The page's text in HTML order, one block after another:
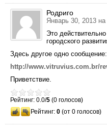
Родриго
Январь 30, 2013 на
Это
городского
Здесь другое одно сообщение:
http://www.vitruvius.com.br/
Приветствие.
Рейтинг: 0.0/5 (0 голосов)
Рейтинг: 0 (от 0 голосов)